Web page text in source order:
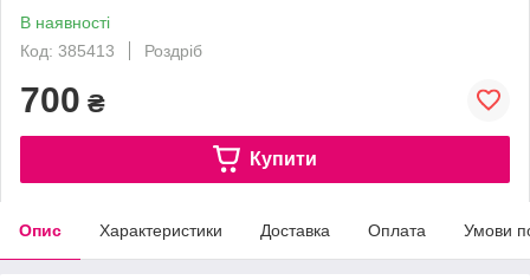
В наявності
Код: 385413
Роздріб
700 ₴
Купити
Опис Характеристики Доставка Оплата Умови